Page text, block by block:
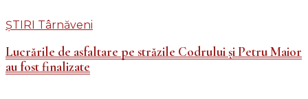
ȘTIRI Târnăveni
Lucrările de asfaltare pe străzile Codrului și Petru Maior
au fost finalizate